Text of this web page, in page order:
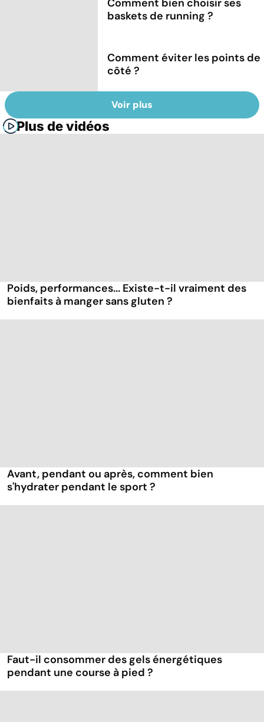
baskets de running ?
Comment éviter les points de
côté ?
Voir plus
Plus de vidéos
Poids, performances... Existe-t-il vraiment des
bienfaits à manger sans gluten ?
Avant, pendant ou après, comment bien
s'hydrater pendant le sport ?
Faut-il consommer des gels énergétiques
pendant une course à pied ?